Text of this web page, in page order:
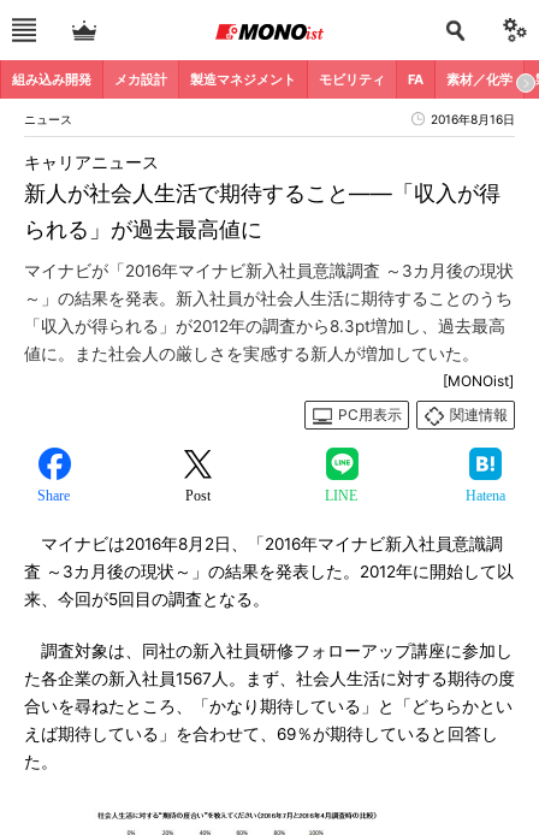
組み込み開発 メカ設計 製造マネジメント モビリティ FA 素材／化学
ニュース 2016年8月16日
新人が社会人生活で期待すること――「収入が得
られる」が過去最高値に
キャリアニュース
マイナビが「2016年マイナビ新入社員意識調査 ～3カ月後の現状
～」の結果を発表。新入社員が社会人生活に期待することのうち
「収入が得られる」が2012年の調査から8.3pt増加し、過去最高
値に。また社会人の厳しさを実感する新人が増加していた。
[MONOist]
PC用表示
関連情報
Share Post LINE Hatena
マイナビは2016年8月2日、「2016年マイナビ新入社員意識調
査 ～3カ月後の現状～」の結果を発表した。2012年に開始して以
来、今回が5回目の調査となる。
調査対象は、同社の新入社員研修フォローアップ講座に参加し
た各企業の新入社員1567人。まず、社会人生活に対する期待の度
合いを尋ねたところ、「かなり期待している」と「どちらかとい
えば期待している」を合わせて、69％が期待していると回答し
た。